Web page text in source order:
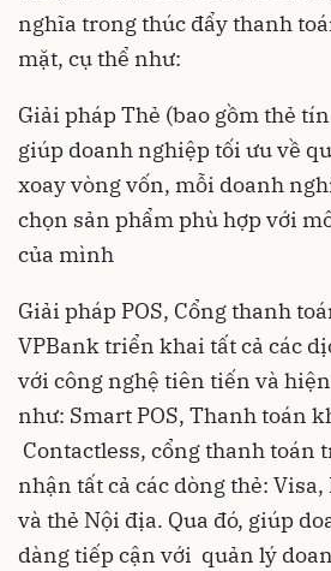
nghĩa trong thúc đẩy thanh
mặt, cụ thể như:
Giải pháp Thẻ (bao gồm thẻ
giúp doanh nghiệp tối ưu về
xoay vòng vốn, mỗi doanh
chọn sản phẩm phù hợp với
của mình
Giải pháp POS, Cổng thanh
VPBank triển khai tất cả các
với công nghệ tiên tiến và
như: Smart POS, Thanh toán
Contactless, cổng thanh toán
nhận tất cả các dòng thẻ: Visa,
và thẻ Nội địa. Qua đó, giúp
dàng tiếp cận với quản lý